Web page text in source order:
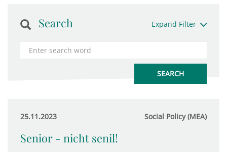
Search Expand Filter
25.11.2023 Social Policy (MEA)
Senior - nicht senil!